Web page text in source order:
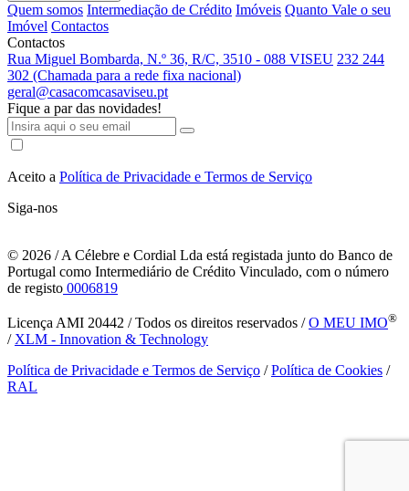
Quem somos Intermediação de Crédito Imóveis Quanto Vale o seu
Imóvel Contactos
Contactos
Rua Miguel Bombarda, N.º 36, R/C, 3510 - 088 VISEU 232 244
302 (Chamada para a rede fixa nacional)
geral@casacomcasaviseu.pt
Fique a par das novidades!
Aceito a Política de Privacidade e Termos de Serviço
Siga-nos
© 2026 / A Célebre e Cordial Lda está registada junto do Banco de
Portugal como Intermediário de Crédito Vinculado, com o número
de registo 0006819
Licença AMI 20442 / Todos os direitos reservados /O MEU IMO®
/ XLM - Innovation & Technology
Política de Privacidade e Termos de Serviço /Política de Cookies /
RAL